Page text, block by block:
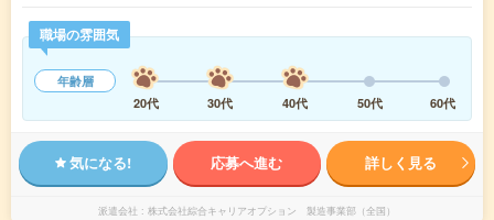
職場の雰囲気
年齢層
20代
30代 40代 50代 60代
気になる! 応募へ進む 詳しく見る
派遣会社 株式会社綜合キャリアオプション 製造事業部（全国）